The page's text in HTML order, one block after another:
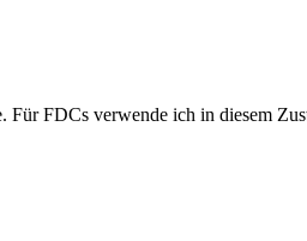
FDCs verwende ich in diesem